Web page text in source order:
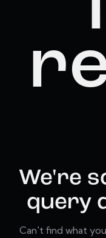
We're
query
Can't find what